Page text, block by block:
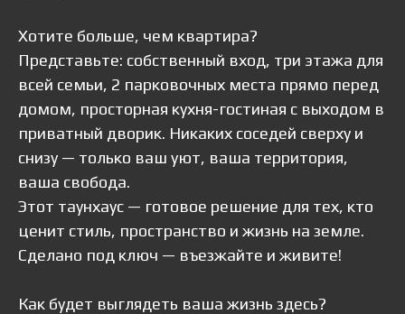
Хотите больше, чем квартира?
Представьте: собственный вход, три этажа для
всей семьи, 2 парковочных места прямо перед
домом, просторная кухня-гостиная с выходом в
приватный дворик. Никаких соседей сверху и
снизу — только ваш уют, ваша территория,
ваша свобода.
Этот таунхаус — готовое решение для тех, кто
ценит стиль, пространство и жизнь на земле.
Сделано под ключ — въезжайте и живите!
Как будет выглядеть ваша жизнь здесь?